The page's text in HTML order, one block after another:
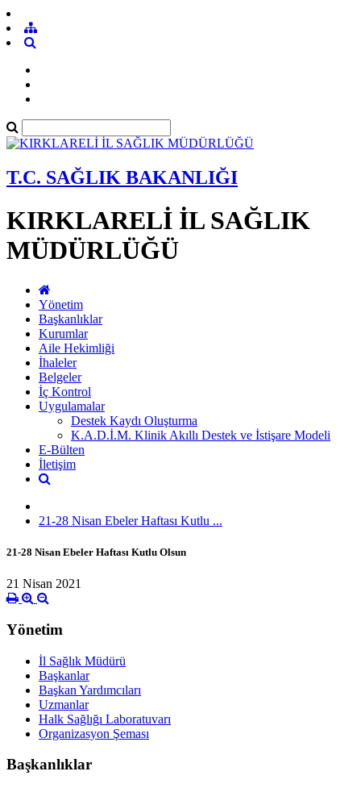
T.C. SAĞLIK BAKANLIĞI
KIRKLARELİ İL SAĞLIK
MÜDÜRLÜĞÜ
Yönetim
Başkanlıklar
Kurumlar
Aile Hekimliği
İhaleler
Belgeler
İç Kontrol
Uygulamalar
Destek Kaydı Oluşturma
K.A.D.İ.M. Klinik Akıllı Destek ve İstişare Modeli
E-Bülten
İletişim
21-28 Nisan Ebeler Haftası Kutlu ...
21-28 Nisan Ebeler Haftası Kutlu Olsun
21 Nisan 2021
Yönetim
İl Sağlık Müdürü
Başkanlar
Başkan Yardımcıları
Uzmanlar
Halk Sağlığı Laboratuvarı
Organizasyon Şeması
Başkanlıklar